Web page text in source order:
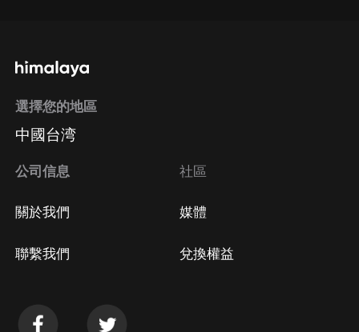
選擇您的地區
中國台湾
公司信息
關於我們
聯繫我們
社區
媒體
兌換權益